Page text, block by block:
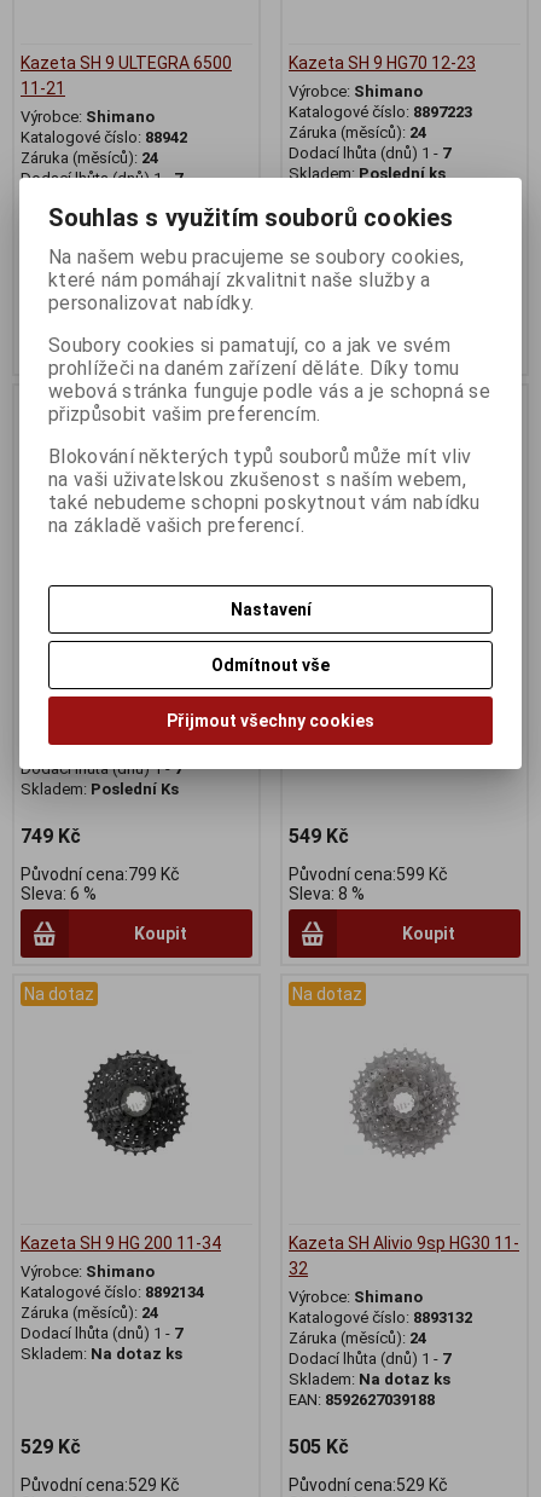
Kazeta SH 9 ULTEGRA 6500
11-21
Výrobce: Shimano
Katalogové číslo: 88942
Záruka (měsíců): 24
Dodací lhůta (dnů) 1 -7
1 699 Kč
Původní cena:1 699 Kč
Sleva: 0 %
Koupit
Kazeta SH 9 HG70 12-23
Výrobce: Shimano
Katalogové číslo: 8897223
Záruka (měsíců): 24
Dodací lhůta (dnů) 1 - 7
Skladem: Poslední ks
1 199 Kč
Původní cena:1 199 Kč
Koupit
8597129
Záruka (měsíců):24
Dodací lhůta (dnů) 1 -7
Skladem: Poslední Ks
749 Kč
Původní cena:799 Kč
Sleva: 6 %
Koupit
Na dotaz
Katalogové číslo:8892132
Záruka (měsíců):
Dodací lhůta (dnů) 1 -7
549 Kč
Původní cena:599 Kč
Sleva: 8 %
Koupit
Na dotaz
Kazeta SH 9 HG 200 11-34
Výrobce: Shimano
Katalogové číslo: 8892134
Záruka (měsíců): 24
Dodací lhůta (dnů) 1 - 7
Skladem: Na dotaz ks
529 Kč
Původní cena:529 Kč
Na dotaz
Kazeta SH Alivio 9sp HG30 11-
32
Výrobce: Shimano
Katalogové číslo: 8893132
Záruka (měsíců): 24
Dodací lhůta (dnů) 1 - 7
Skladem: Na dotaz ks
EAN: 8592627039188
505 Kč
Původní cena:529 Kč
Souhlas s využitím souborů cookies
Na našem webu pracujeme se soubory cookies,
které nám pomáhají zkvalitnit naše služby a
personalizovat nabídky.
Soubory cookies si pamatují, co a jak ve svém
prohlížeči na daném zařízení děláte. Díky tomu
webová stránka funguje podle vás a je schopná se
přizpůsobit vašim preferencím.
Blokování některých typů souborů může mít vliv
na vaši uživatelskou zkušenost s naším webem,
také nebudeme schopni poskytnout vám nabídku
na základě vašich preferencí.
Nastavení
Odmítnout vše
Přijmout všechny cookies